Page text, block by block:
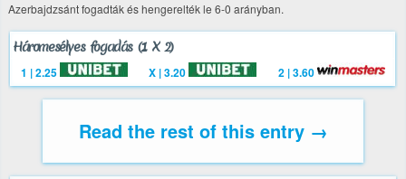
Azerbajdzsánt fogadták és hengerelték le 6-0 arányban.
Háromesélyes fogadás (1 X 2)
1 | 2.25 X | 3.20 2 | 3.60
Read the rest of this entry →